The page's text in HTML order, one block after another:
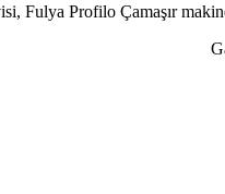
Fulya Profilo Çamaşır